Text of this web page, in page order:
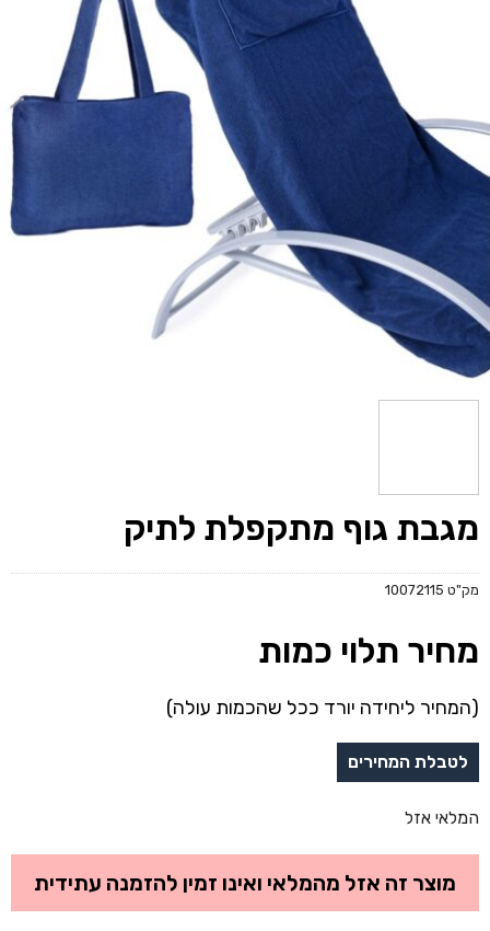
מגבת גוף מתקפלת לתיק
מק"ט 10072115
מחיר תלוי כמות
(המחיר ליחידה יורד ככל שהכמות עולה)
המלאי אזל
מוצר זה אזל מהמלאי ואינו זמין להזמנה עתידית